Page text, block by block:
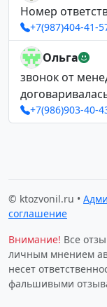
Номер
+7(987)404-41-
Ольга
звонок от
+7(986)903-40-
© ktozvonil.ru •
соглашение
Внимание! Все
личным мнением
несет
фальшивыми